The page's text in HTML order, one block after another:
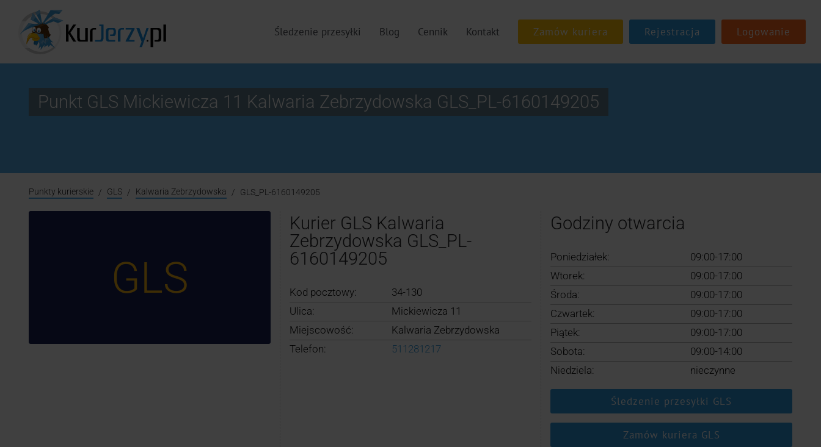
Śledzenie przesyłki Blog Cennik Kontakt Rejestracja Logowanie
Punkt GLS Mickiewicza 11 Kalwaria Zebrzydowska GLS_PL-6160149205
Punkty kurierskie GLS Kalwaria Zebrzydowska GLS_PL-6160149205
GLS
Kurier GLS Kalwaria
Zebrzydowska GLS_PL-
6160149205
Kod pocztowy:
34-130
Ulica:
Mickiewicza 11
Miejscowość:
Kalwaria Zebrzydowska
Telefon:
511281217
Godziny otwarcia
Poniedziałek:
09:00-17:00
Wtorek:
09:00-17:00
Środa:
09:00-17:00
Czwartek:
09:00-17:00
Piątek:
09:00-17:00
Sobota:
09:00-14:00
Niedziela:
nieczynne
Śledzenie przesyłki GLS
Zamów kuriera GLS